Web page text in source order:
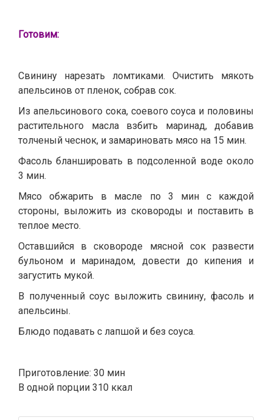
Готовим:
Свинину нарезать ломтиками. Очистить мякоть
апельсинов от пленок, собрав сок.
Из апельсинового сока, соевого соуса и половины
растительного масла взбить маринад, добавив
толченый чеснок, и замариновать мясо на 15 мин.
Фасоль бланшировать в подсоленной воде около
3 мин.
Мясо обжарить в масле по 3 мин с каждой
стороны, выложить из сковороды и поставить в
теплое место.
Оставшийся в сковороде мясной сок развести
бульоном и маринадом, довести до кипения и
загустить мукой.
В полученный соус выложить свинину, фасоль и
апельсины.
Блюдо подавать с лапшой и без соуса.
Приготовление: 30 мин
В одной порции 310 ккал